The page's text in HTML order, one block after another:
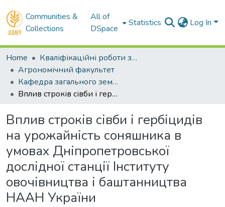
Communities &
Collections
All of
DSpace
Statistics Log In
Home
Кваліфікаційні роботи здобувачів вищої освіти
Агрономічний факультет
Кафедра загального землеробства та ґрунтознавства . Магістри
Вплив строків сівби і гербіцидів на урожайність соняшника в умовах Дніпропетровської дослідної станції Інституту овочівництва і баштанництва НААН України
Вплив строків сівби і гербіцидів
на урожайність соняшника в
умовах Дніпропетровської
дослідної станції Інституту
овочівництва і баштанництва
НААН України